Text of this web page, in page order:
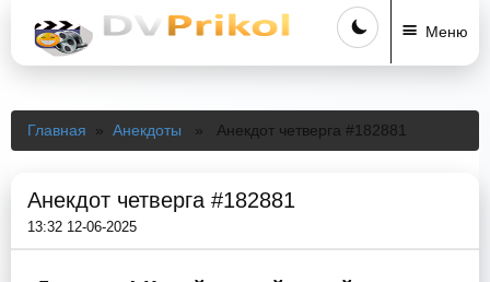
Меню
Главная » Анекдоты » Анекдот четверга #182881
Анекдот четверга #182881
13:32 12-06-2025